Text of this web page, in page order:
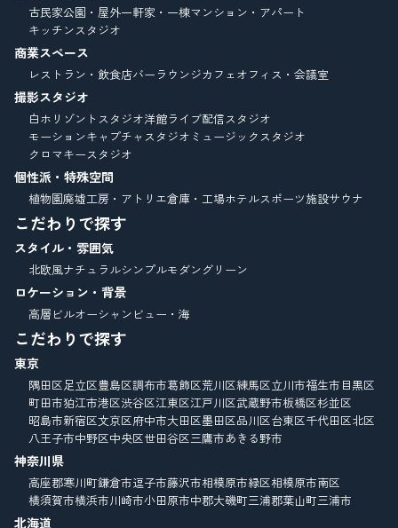
古民家公園・屋外一軒家・一棟マンション・アパート
キッチンスタジオ
商業スペース
レストラン・飲食店バーラウンジカフェオフィス・会議室
撮影スタジオ
白ホリゾントスタジオ洋館ライブ配信スタジオ
モーションキャプチャスタジオ ミュージックスタジオ
クロマキースタジオ
個性派・特殊空間
植物園廃墟工房・アトリエ倉庫・工場ホテルスポーツ施設サウナ
こだわりで探す
スタイル・雰囲気
北欧風ナチュラルシンプルモダングリーン
ロケーション・背景
高層ビルオーシャンビュー・海
こだわりで探す
東京
隅田区足立区豊島区調布市葛飾区荒川区練馬区立川市福生市 目黒区
町田市狛江市港区渋谷区江東区江戸川区武蔵野市板橋区杉並区
昭島市新宿区文京区府中市大田区墨田区品川区台東区千代田区北区
八王子市中野区中央区世田谷区三鷹市あきる野市
神奈川県
高座郡寒川町鎌倉市逗子市藤沢市相模原市緑区相模原市南区
横須賀市横浜市川崎市小田原市中郡大磯町三浦郡葉山町三浦市
北海道